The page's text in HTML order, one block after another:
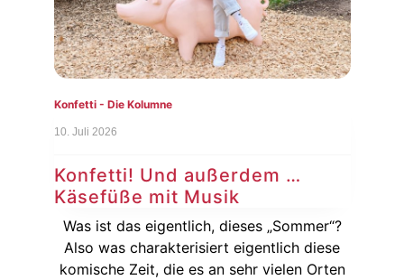
Konfetti - Die Kolumne
10. Juli 2026
Konfetti! Und außerdem …
Käsefüße mit Musik
Was ist das eigentlich, dieses „Sommer“?
Also was charakterisiert eigentlich diese
komische Zeit, die es an sehr vielen Orten